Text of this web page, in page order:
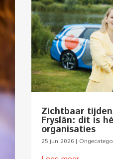
Zichtbaar
Fryslân: dit is
organisaties
25 jun 2026|